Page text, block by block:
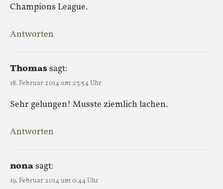
Champions League.
Antworten
Thomassagt:
18. Februar 2014 um 23:54 Uhr
Sehr gelungen! Musste ziemlich lachen.
Antworten
nonasagt:
19. Februar 2014 um 0:44 Uhr